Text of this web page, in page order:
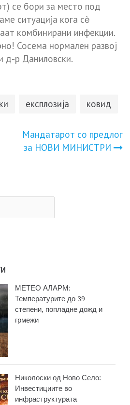
се бори за место под
ситуација кога сѐ
комбинирани инфекции.
Сосема нормален развој
д-р Даниловски.
експлозија ковид
Мандатарот со предлог
за НОВИ МИНИСТРИ
МЕТЕО АЛАРМ:
Температурите до 39
степени, попладне дожд и
грмежи
Николоски од Ново Село:
Инвестициите во
инфраструктурата